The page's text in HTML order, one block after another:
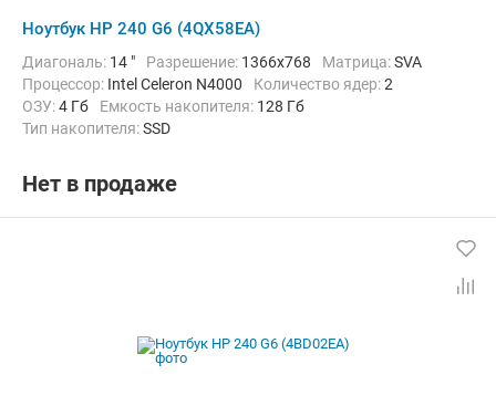
Ноутбук HP 240 G6 (4QX58EA)
Диагональ: 14 " Разрешение: 1366x768 Матрица:SVA
Процессор: Intel Celeron N4000 Количество ядер:2
ОЗУ:4 Гб Емкость накопителя: 128 Гб
Тип накопителя:SSD
Операционная система:
Нет в продаже